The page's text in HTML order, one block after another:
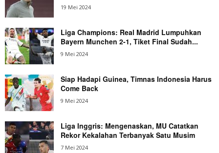
19 Mei 2024
Liga Champions: Real Madrid Lumpuhkan
Bayern Munchen 2-1, Tiket Final Sudah...
9 Mei 2024
Siap Hadapi Guinea, Timnas Indonesia Harus
Come Back
9 Mei 2024
Liga Inggris: Mengenaskan, MU Catatkan
Rekor Kekalahan Terbanyak Satu Musim
7 Mei 2024